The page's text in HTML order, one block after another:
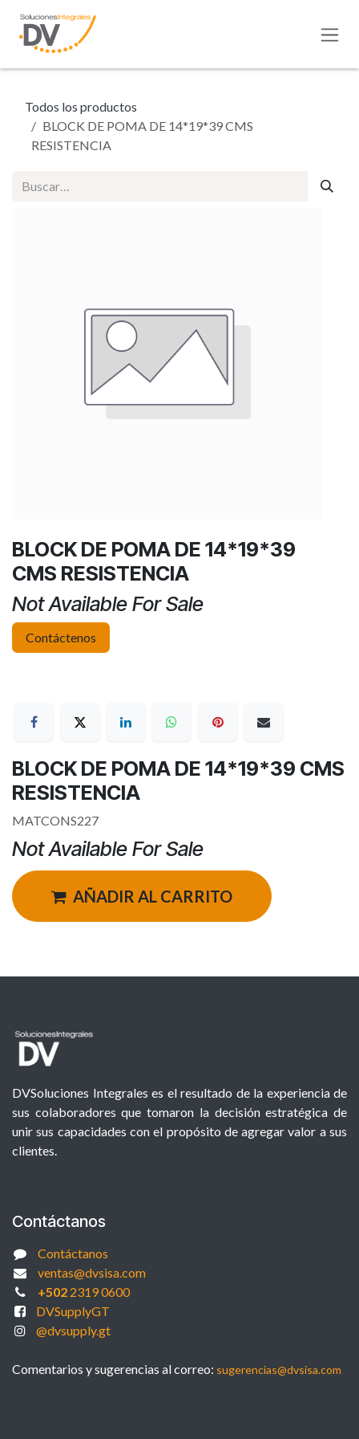
Todos los productos
BLOCK DE POMA DE 14*19*39 CMS
RESISTENCIA
BLOCK DE POMA DE 14*19*39
CMS RESISTENCIA
Not Available For Sale
Contáctenos
BLOCK DE POMA DE 14*19*39 CMS
RESISTENCIA
MATCONS227
Not Available For Sale
AÑADIR AL CARRITO
DVSoluciones Integrales es el resultado de la experiencia de
sus colaboradores que tomaron la decisión estratégica de
unir sus capacidades con el propósito de agregar valor a sus
clientes.
Contáctanos
Contáctanos
ventas@dvsisa.com
+5022319 0600
DVSupplyGT
@dvsupply.gt
Comentarios y sugerencias al correo: sugerencias@dvsisa.com